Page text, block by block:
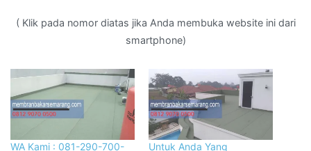
( Klik pada nomor diatas jika Anda membuka website ini dari
smartphone)
WA Kami : 081-290-700- Untuk Anda Yang